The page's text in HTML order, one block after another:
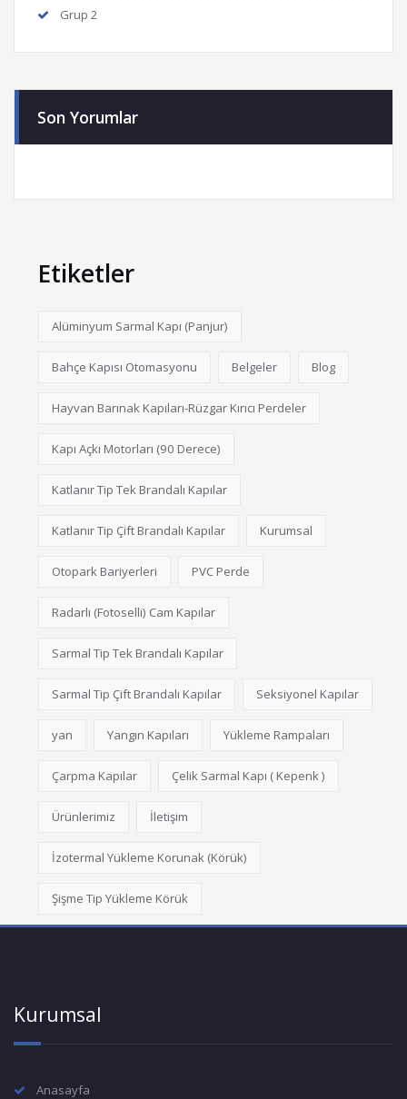
Grup 2
Son Yorumlar
Etiketler
Alüminyum Sarmal Kapı (Panjur)
Bahçe Kapısı Otomasyonu Belgeler Blog
Hayvan Barınak Kapıları-Rüzgar Kırıcı Perdeler
Kapı Açkı Motorları (90 Derece)
Katlanır Tip Tek Brandalı Kapılar
Katlanır Tip Çift Brandalı Kapılar Kurumsal
Otopark Bariyerleri PVC Perde
Radarlı (Fotoselli) Cam Kapılar
Sarmal Tip Tek Brandalı Kapılar
Sarmal Tip Çift Brandalı Kapılar Seksiyonel Kapılar
yan Yangın Kapıları Yükleme Rampaları
Çarpma Kapılar Çelik Sarmal Kapı ( Kepenk )
Ürünlerimiz İletişim
İzotermal Yükleme Korunak (Körük)
Şişme Tip Yükleme Körük
Kurumsal
Anasayfa